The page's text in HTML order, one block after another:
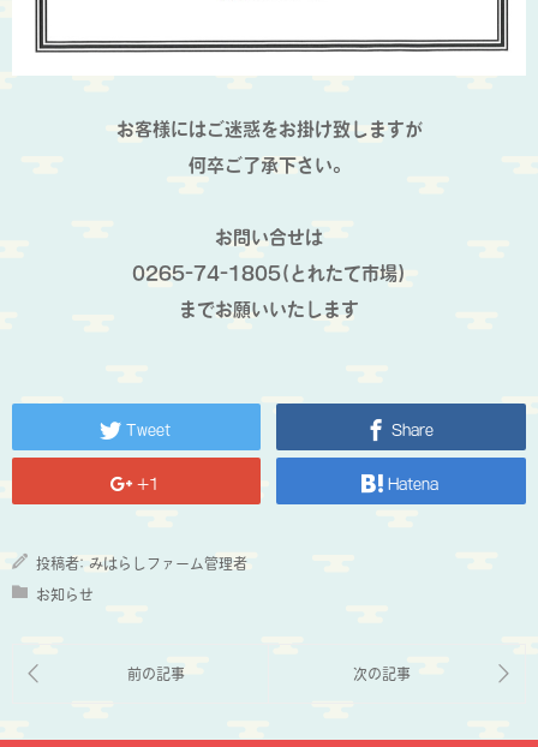
お客様にはご迷惑をお掛け致しますが
何卒ご了承下さい。
お問い合せは
0265-74-1805(とれたて市場)
までお願いいたします
Tweet Share
+1 Hatena
投稿者: みはらしファーム管理者
お知らせ